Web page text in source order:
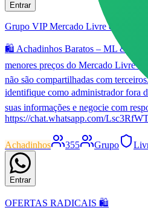
Entrar
Grupo VIP Mercado Livre e Shopee
🛍️ Achadinhos Baratos – ML &
menores preços do Mercado Livre e
não são compartilhadas com
identifique como administrador fora
suas informações e negocie com
https://chat.whatsapp.com/
Achadinhos 355 Grupo
Entrar
OFERTAS RADICAIS 🛍️